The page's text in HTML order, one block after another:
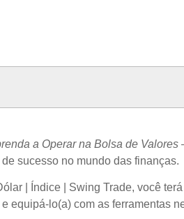
a Operar na Bolsa de Valores
sucesso no mundo das finanças.
| Índice | Swing Trade, você
equipá-lo(a) com as ferramentas